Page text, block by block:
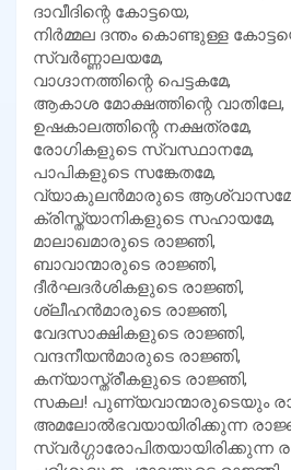
ദാവീദിന്റെ കോട്ടയെ,
നിര്‍മ്മല ദന്തം കൊണ്ടുള്ള
സ്വര്‍ണ്ണാലയമേ,
വാഗ്ദാനത്തിന്റെ പെട്ടകമേ,
ആകാശ മോക്ഷത്തിന്റെ വാതിലേ,
ഉഷകാലത്തിന്റെ നക്ഷത്രമേ,
രോഗികളുടെ സ്വസ്ഥാനമേ,
പാപികളുടെ സങ്കേതമേ,
വ്യാകുലന്‍മാരുടെ
ക്രിസ്ത്യാനികളുടെ സഹായമേ,
മാലാഖമാരുടെ രാജ്ഞി,
ബാവാന്മാരുടെ രാജ്ഞി,
ദീര്‍ഘദര്‍ശികളുടെ രാജ്ഞി,
ശ്ലീഹന്‍മാരുടെ രാജ്ഞി,
വേദസാക്ഷികളുടെ രാജ്ഞി,
വന്ദനീയന്‍മാരുടെ രാജ്ഞി,
കന്യാസ്ത്രീകളുടെ രാജ്ഞി,
സകല! പുണ്യവാന്മാരുടെയും
അമലോല്‍ഭവയായിരിക്കുന്ന
സ്വര്‍ഗ്ഗാരോപിതയായിരിക്കുന്ന